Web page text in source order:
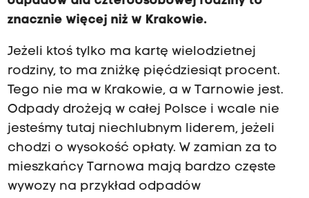
znacznie więcej niż w Krakowie.
Jeżeli ktoś tylko ma kartę wielodzietnej
rodziny, to ma zniżkę pięćdziesiąt procent.
Tego nie ma w Krakowie, a w Tarnowie jest.
Odpady drożeją w całej Polsce i wcale nie
jesteśmy tutaj niechlubnym liderem, jeżeli
chodzi o wysokość opłaty. W zamian za to
mieszkańcy Tarnowa mają bardzo częste
wywozy na przykład odpadów